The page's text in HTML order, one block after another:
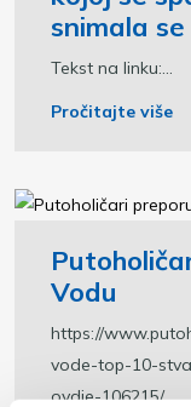
snimala
Tekst na linku:...
Pročitajte više
Vodu
https://
vode-top-10-
ovdje-106215/